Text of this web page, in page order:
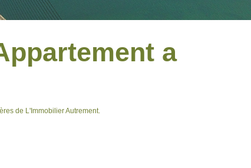
a
de L'Immobilier Autrement.